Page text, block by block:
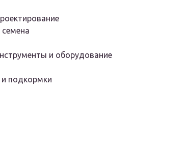
семена
и оборудование
подкормки